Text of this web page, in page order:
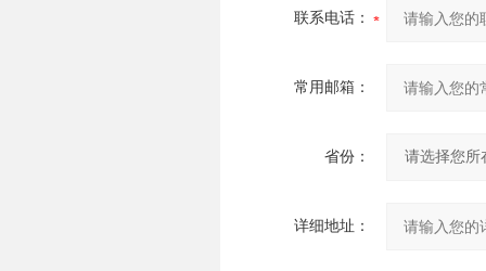
联系电话：
常用邮箱：
省份：
详细地址：